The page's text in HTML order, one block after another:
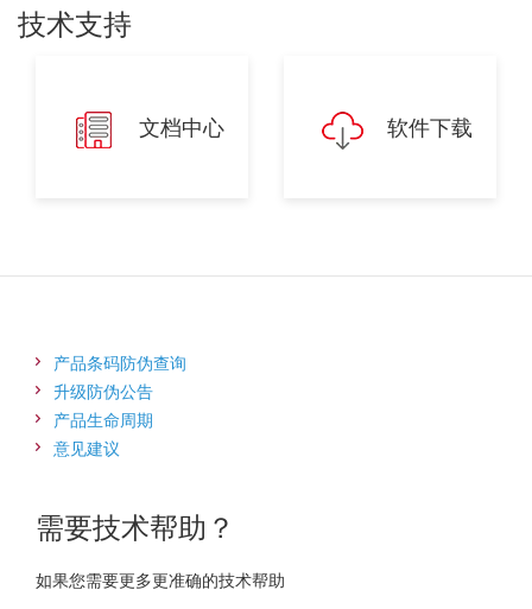
技术支持
文档中心 软件下载
产品条码防伪查询
升级防伪公告
产品生命周期
意见建议
需要技术帮助？
如果您需要更多更准确的技术帮助